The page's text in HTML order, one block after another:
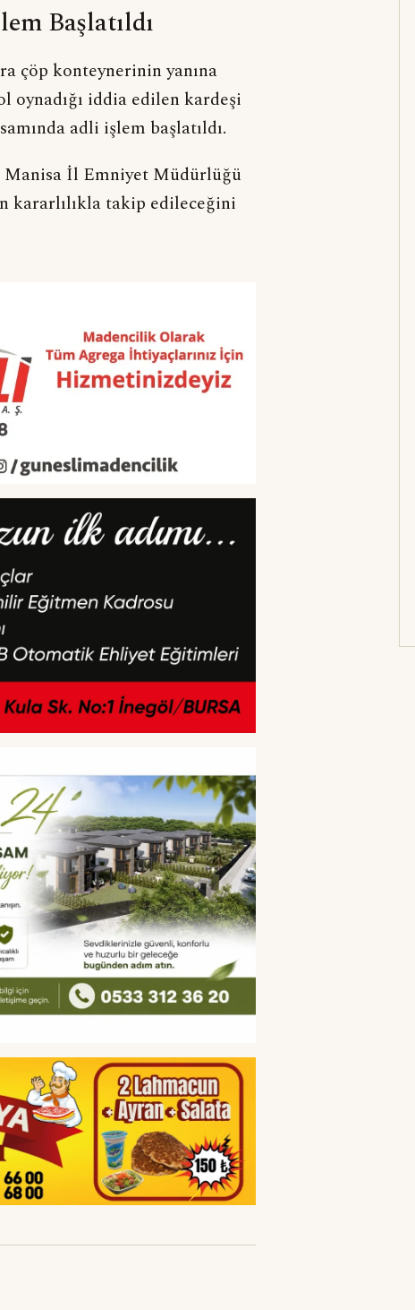
Başlatıldı
çöp konteynerinin yanına
oynadığı iddia edilen kardeşi
adli işlem başlatıldı.
Manisa İl Emniyet Müdürlüğü
kararlılıkla takip edileceğini